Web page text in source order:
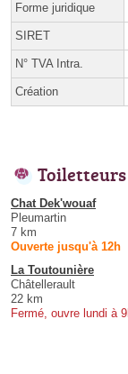
Forme juridique
SIRET
N° TVA Intra.
Création
Chat Dek'wouaf
Pleumartin
7 km
Ouverte jusqu'à 12h
La Toutounière
Châtellerault
22 km
Fermé, ouvre lundi à